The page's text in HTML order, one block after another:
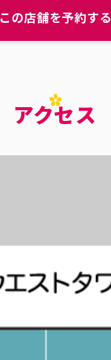
この店舗を予約する
アクセス